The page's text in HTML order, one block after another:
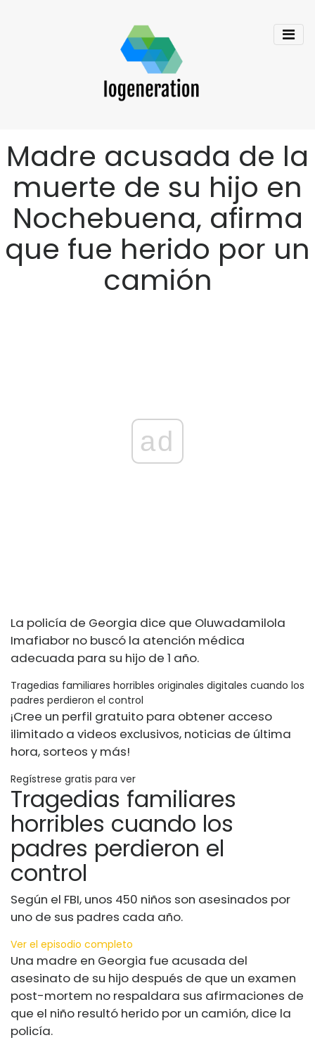
Madre acusada de la
muerte de su hijo en
Nochebuena, afirma
que fue herido por un
camión
ad
La policía de Georgia dice que Oluwadamilola
Imafiabor no buscó la atención médica
adecuada para su hijo de 1 año.
Tragedias familiares horribles originales digitales cuando los
padres perdieron el control
¡Cree un perfil gratuito para obtener acceso
ilimitado a videos exclusivos, noticias de última
hora, sorteos y más!
Regístrese gratis para ver
Tragedias familiares
horribles cuando los
padres perdieron el
control
Según el FBI, unos 450 niños son asesinados por
uno de sus padres cada año.
Ver el episodio completo
Una madre en Georgia fue acusada del
asesinato de su hijo después de que un examen
post-mortem no respaldara sus afirmaciones de
que el niño resultó herido por un camión, dice la
policía.